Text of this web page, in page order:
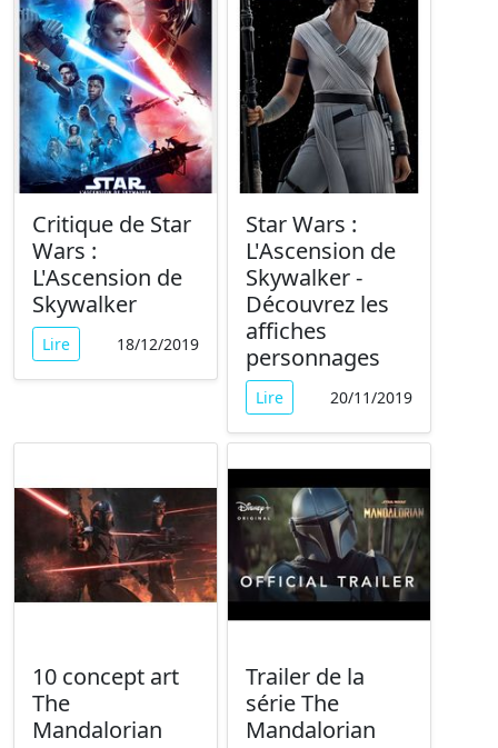
Critique de Star
Wars :
L'Ascension de
Skywalker
Lire 18/12/2019
Star Wars :
L'Ascension de
Skywalker -
Découvrez les
affiches
personnages
Lire 20/11/2019
10 concept art
The
Mandalorian
Trailer de la
série The
Mandalorian